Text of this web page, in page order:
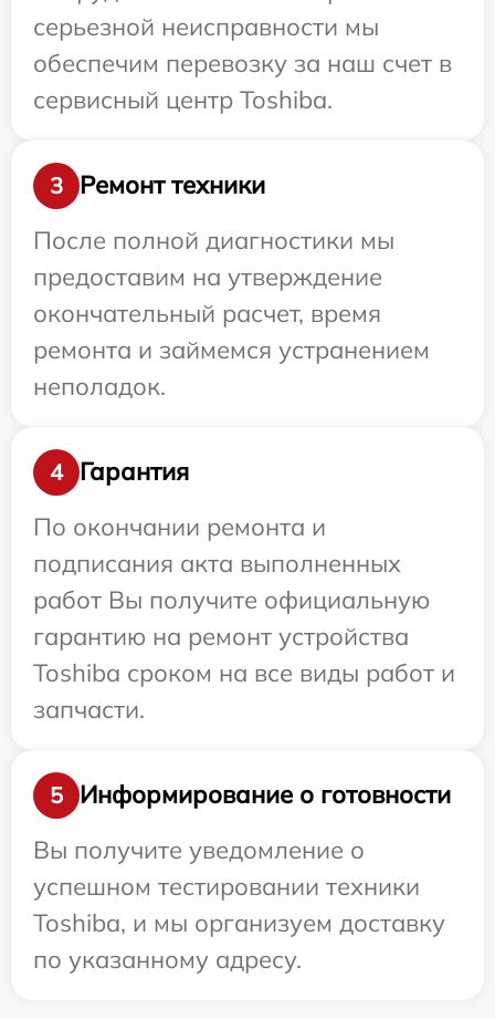
серьезной неисправности мы
обеспечим перевозку за наш счет в
сервисный центр Toshiba.
3
Ремонт техники
После полной диагностики мы
предоставим на утверждение
окончательный расчет, время
ремонта и займемся устранением
неполадок.
4
Гарантия
По окончании ремонта и
подписания акта выполненных
работ Вы получите официальную
гарантию на ремонт устройства
Toshiba сроком на все виды работ и
запчасти.
5
Информирование о готовности
Вы получите уведомление о
успешном тестировании техники
Toshiba, и мы организуем доставку
по указанному адресу.